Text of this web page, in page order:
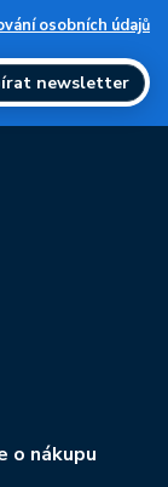
osobních údajů
newsletter
o nákupu